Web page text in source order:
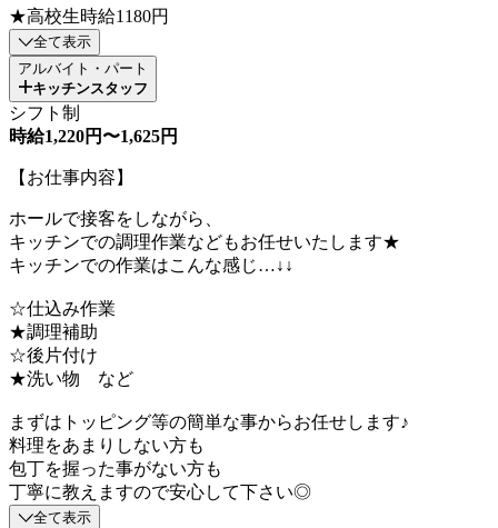
★高校生時給1180円
全て表示
アルバイト・パート
キッチンスタッフ
シフト制
時給1,220円〜1,625円
【お仕事内容】
ホールで接客をしながら、
キッチンでの調理作業などもお任せいたします★
キッチンでの作業はこんな感じ…↓↓
☆仕込み作業
★調理補助
☆後片付け
★洗い物 など
まずはトッピング等の簡単な事からお任せします♪
料理をあまりしない方も
包丁を握った事がない方も
丁寧に教えますので安心して下さい◎
全て表示